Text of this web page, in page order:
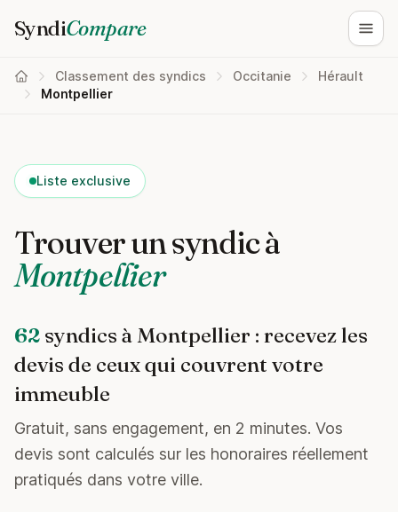
SyndiCompare
Classement des syndics Occitanie
Hérault
Montpellier
Liste exclusive
Trouver un syndic à
Montpellier
62 syndics à Montpellier : recevez les
devis de ceux qui couvrent votre
immeuble
Gratuit, sans engagement, en 2 minutes. Vos
devis sont calculés sur les honoraires réellement
pratiqués dans votre ville.